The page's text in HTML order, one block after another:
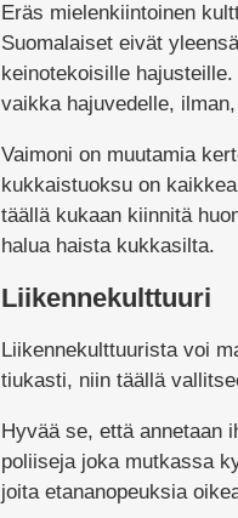
Eräs mielenkiintoinen
Suomalaiset eivät
keinotekoisille
vaikka hajuvedelle,
Vaimoni on muutamia
kukkaistuoksu on
täällä kukaan kiinnitä
halua haista kukkasilta.
Liikennekulttuuri
Liikennekulttuurista voi
tiukasti, niin täällä
Hyvää se, että annetaan
poliiseja joka mutkassa
joita etananopeuksia